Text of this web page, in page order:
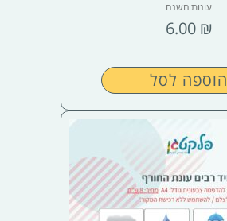
עונות השנה
6.00 ₪
הוספה לסל